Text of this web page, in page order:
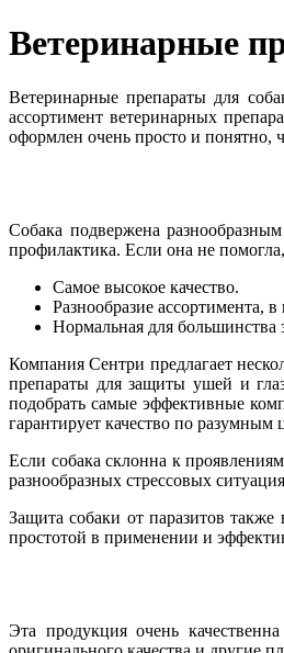
Ветеринарные
Ветеринарные препараты для
ассортимент ветеринарных
оформлен очень просто и понятно,
Собака подвержена
профилактика. Если она не
Самое высокое качество.
Разнообразие ассортимента,
Нормальная для большинства
Компания Сентри предлагает
препараты для защиты ушей и
подобрать самые эффективные
гарантирует качество по
Если собака склонна к
разнообразных стрессовых
Защита собаки от паразитов
простотой в применении и
Эта продукция очень